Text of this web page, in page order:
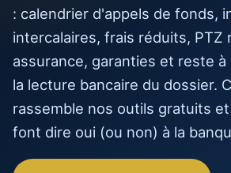
: calendrier d'appels de fonds,
intercalaires, frais réduits, PTZ
assurance, garanties et reste
la lecture bancaire du dossier.
rassemble nos outils gratuits
font dire oui (ou non) à la